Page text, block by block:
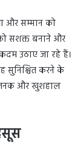
और सम्मान को
सशक्त बनाने और
उठाए जा रहे हैं।
सुनिश्चित करने के
और खुशहाल